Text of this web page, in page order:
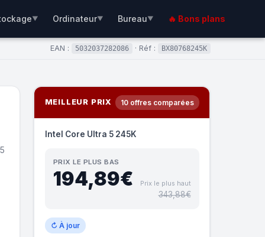
▼ Ordinateur▼ Bureau▼ 🔥 Bons plans
EAN : 5032037282086 · Réf : BX80768245K
MEILLEUR PRIX 10 offres comparées
Intel Core Ultra 5 245K
PRIX LE PLUS BAS
194,89€ Prix le plus haut
343,88€
↻ À jour